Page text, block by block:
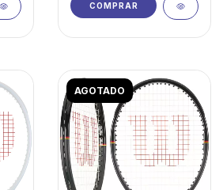
COMPRAR
AGOTADO